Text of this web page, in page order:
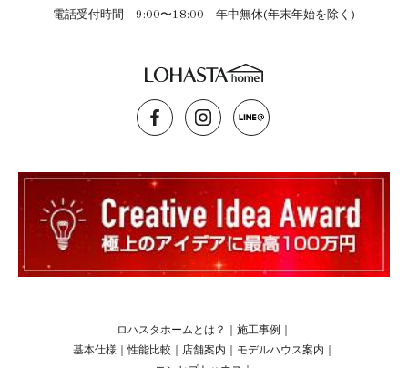
電話受付時間 9:00〜18:00 年中無休(年末年始を除く)
ロハスタホームとは？ 施工事例
基本仕様 ｜性能比較 店舗案内 モデルハウス案内